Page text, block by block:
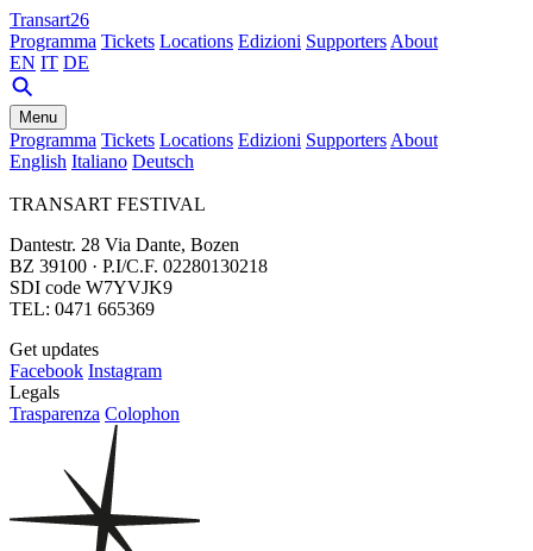
Transart26
Programma Tickets Locations Edizioni Supporters About
EN IT DE
Menu
Programma Tickets Locations Edizioni Supporters About
English Italiano Deutsch
TRANSART FESTIVAL
Dantestr. 28 Via Dante, Bozen
BZ 39100 · P.I/C.F. 02280130218
SDI code W7YVJK9
TEL: 0471 665369
Get updates
Facebook Instagram
Legals
Trasparenza Colophon